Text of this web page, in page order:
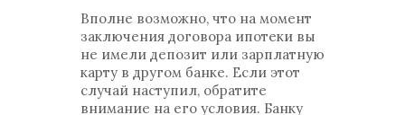
Вполне возможно, что на момент
заключения договора ипотеки вы
не имели депозит или зарплатную
карту в другом банке. Если этот
случай наступил, обратите
внимание на его условия. Банку